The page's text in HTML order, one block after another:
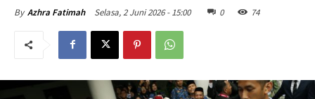
By Azhra Fatimah Selasa, 2 Juni 2026 - 15:00 0 74